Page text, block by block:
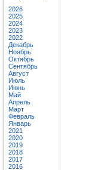
2026
2025
2024
2023
2022
Декабрь
Ноябрь
Октябрь
Сентябрь
Август
Июль
Июнь
Май
Апрель
Март
Февраль
Январь
2021
2020
2019
2018
2017
2016